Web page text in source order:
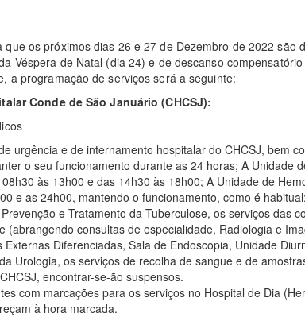
que os próximos dias 26 e 27 de Dezembro de 2022 são
Véspera de Natal (dia 24) e de descanso
a programação de serviços será a seguinte:
Conde de São Januário (CHCSJ):
urgência e de internamento hospitalar do CHCSJ, bem
o seu funcionamento durante as 24 horas; A Unidade
às 13h00 e das 14h30 às 18h00; A Unidade de
e as 24h00, mantendo o funcionamento, como é habitual;
e Tratamento da Tuberculose, os serviços das
(abrangendo consultas de especialidade, Radiologia e
Externas Diferenciadas, Sala de Endoscopia, Unidade
Urologia, os serviços de recolha de sangue e de
encontrar-se-ão suspensos.
com marcações para os serviços no Hospital de Dia
à hora marcada.